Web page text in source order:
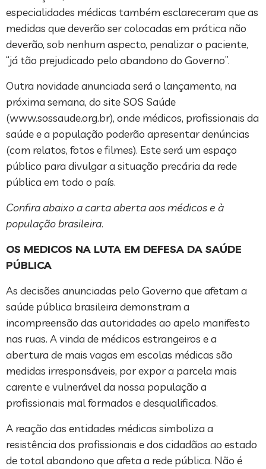
especialidades médicas também esclareceram que as
medidas que deverão ser colocadas em prática não
deverão, sob nenhum aspecto, penalizar o paciente,
“já tão prejudicado pelo abandono do Governo”.
Outra novidade anunciada será o lançamento, na
próxima semana, do site SOS Saúde
(www.sossaude.org.br), onde médicos, profissionais da
saúde e a população poderão apresentar denúncias
(com relatos, fotos e filmes). Este será um espaço
público para divulgar a situação precária da rede
pública em todo o país.
Confira abaixo a carta aberta aos médicos e à
população brasileira.
OS MEDICOS NA LUTA EM DEFESA DA SAÚDE
PÚBLICA
As decisões anunciadas pelo Governo que afetam a
saúde pública brasileira demonstram a
incompreensão das autoridades ao apelo manifesto
nas ruas. A vinda de médicos estrangeiros e a
abertura de mais vagas em escolas médicas são
medidas irresponsáveis, por expor a parcela mais
carente e vulnerável da nossa população a
profissionais mal formados e desqualificados.
A reação das entidades médicas simboliza a
resistência dos profissionais e dos cidadãos ao estado
de total abandono que afeta a rede pública. Não é